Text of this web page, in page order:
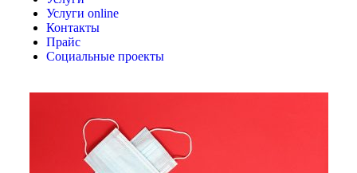
Услуги online
Контакты
Прайс
Социальные проекты